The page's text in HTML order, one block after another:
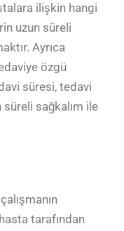
ilişkin hangi
uzun süreli
Ayrıca
özgü
süresi, tedavi
süreli sağkalım ile
tarafından